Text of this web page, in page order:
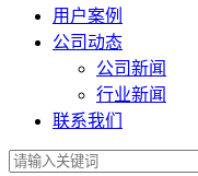
用户案例
公司动态
公司新闻
行业新闻
联系我们